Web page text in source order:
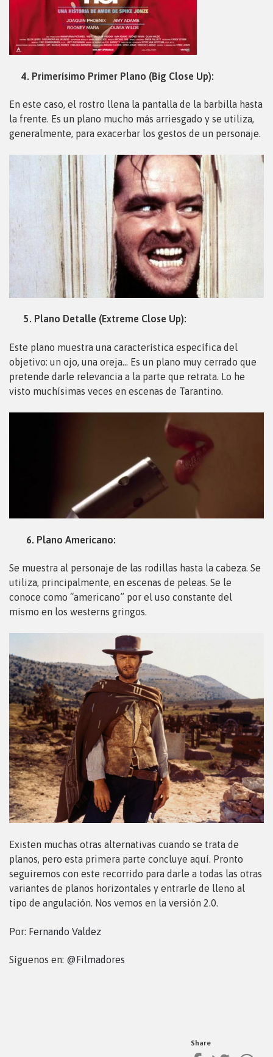
4. Primerísimo Primer Plano (Big Close Up):
En este caso, el rostro llena la pantalla de la barbilla hasta
la frente. Es un plano mucho más arriesgado y se utiliza,
generalmente, para exacerbar los gestos de un personaje.
5. Plano Detalle (Extreme Close Up):
Este plano muestra una característica específica del
objetivo: un ojo, una oreja… Es un plano muy cerrado que
pretende darle relevancia a la parte que retrata. Lo he
visto muchísimas veces en escenas de Tarantino.
6. Plano Americano:
Se muestra al personaje de las rodillas hasta la cabeza. Se
utiliza, principalmente, en escenas de peleas. Se le
conoce como “americano” por el uso constante del
mismo en los westerns gringos.
Existen muchas otras alternativas cuando se trata de
planos, pero esta primera parte concluye aquí. Pronto
seguiremos con este recorrido para darle a todas las otras
variantes de planos horizontales y entrarle de lleno al
tipo de angulación. Nos vemos en la versión 2.0.
Por: Fernando Valdez
Síguenos en: @Filmadores
Share